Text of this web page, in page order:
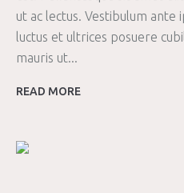
ut ac lectus. Vestibulum ante
luctus et ultrices posuere
mauris ut...
READ MORE